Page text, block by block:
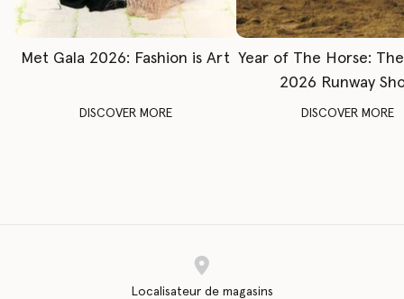
Met Gala 2026: Fashion is Art
DISCOVER MORE
Year of The Horse:
2026 Runway
DISCOVER MORE
Localisateur de magasins